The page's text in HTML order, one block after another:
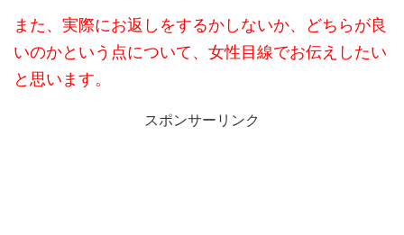
また、実際にお返しをするかしないか、どちらが良
いのかという点について、女性目線でお伝えしたい
と思います。
スポンサーリンク